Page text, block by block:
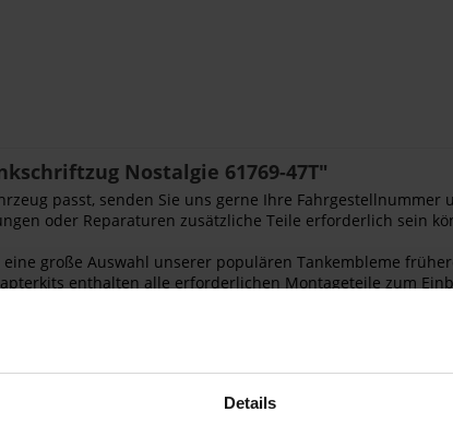
Details
Nostalgie 61769-47T"
passt, senden Sie uns gerne Ihre
oder Reparaturen zusätzliche Teile erforderlich sein
große Auswahl unserer populären Tankembleme
enthalten alle erforderlichen Montageteile zum
Wegen der Vielfalt an Tankformen,
am Tank anbringen. Zierteile und Adapterkits werden